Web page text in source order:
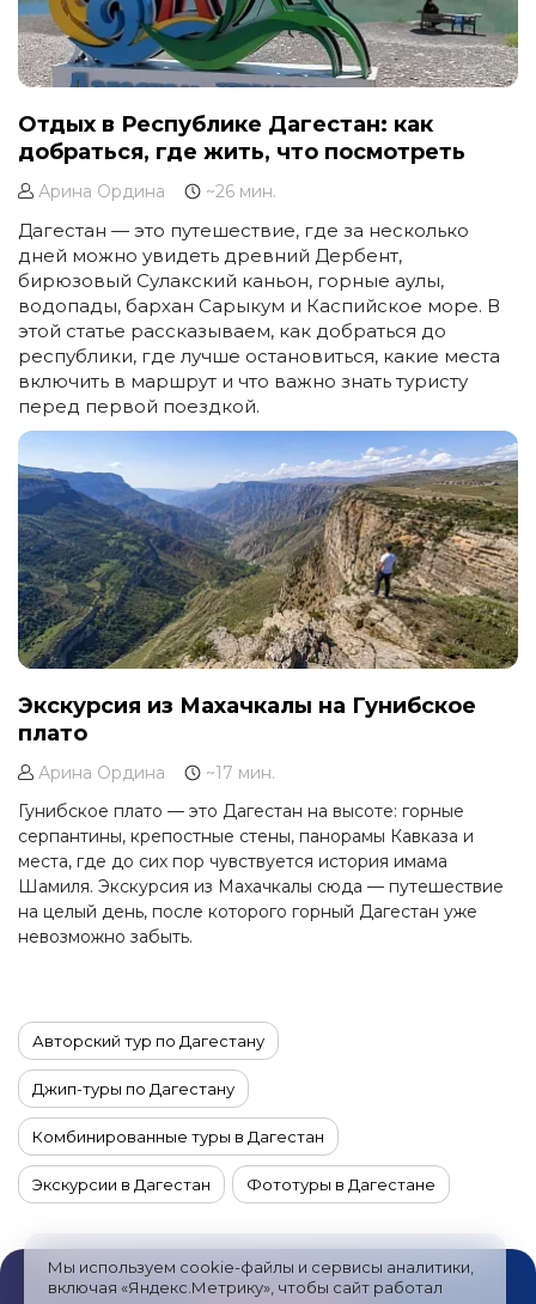
Мы используем cookie-файлы и сервисы аналитики,
включая «Яндекс.Метрику», чтобы сайт работал
Отдых в Республике Дагестан: как
добраться, где жить, что посмотреть
Арина Ордина ~26 мин.
Дагестан — это путешествие, где за несколько
дней можно увидеть древний Дербент,
бирюзовый Сулакский каньон, горные аулы,
водопады, бархан Сарыкум и Каспийское море. В
этой статье рассказываем, как добраться до
республики, где лучше остановиться, какие места
включить в маршрут и что важно знать туристу
перед первой поездкой.
Экскурсия из Махачкалы на Гунибское
плато
Арина Ордина
~17 мин.
Гунибское плато — это Дагестан на высоте: горные
серпантины, крепостные стены, панорамы Кавказа и
места, где до сих пор чувствуется история имама
Шамиля. Экскурсия из Махачкалы сюда — путешествие
на целый день, после которого горный Дагестан уже
невозможно забыть.
Авторский тур по Дагестану
Джип-туры по Дагестану
Комбинированные туры в Дагестан
Экскурсии в Дагестан Фототуры в Дагестане
Туры в Дагестан из Санкт-Петербурга